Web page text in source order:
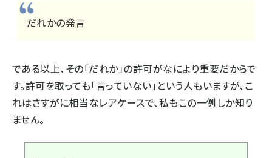
だれかの発言
である以上、その「だれか」の許可がなにより重要だからで
す。許可を取っても「言っていない」という人もいますが、こ
れはさすがに相当なレアケースで、私もこの一例しか知り
ません。